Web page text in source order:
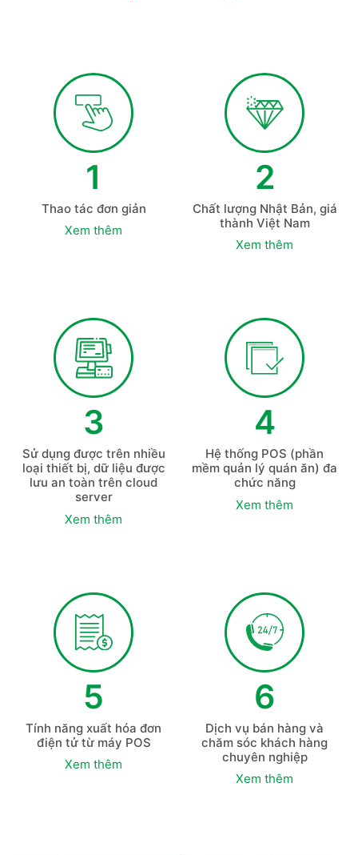
1
Thao tác đơn giản
Xem thêm
2
Chất lượng Nhật Bản, giá
thành Việt Nam
Xem thêm
3
Sử dụng được trên nhiều
loại thiết bị, dữ liệu được
lưu an toàn trên cloud
server
Xem thêm
4
Hệ thống POS (phần
mềm quản lý quán ăn) đa
chức năng
Xem thêm
5
Tính năng xuất hóa đơn
điện tử từ máy POS
Xem thêm
6
Dịch vụ bán hàng và
chăm sóc khách hàng
chuyên nghiệp
Xem thêm